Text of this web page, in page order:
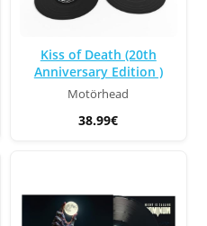
Kiss of Death (20th
Anniversary Edition )
Motörhead
38.99€